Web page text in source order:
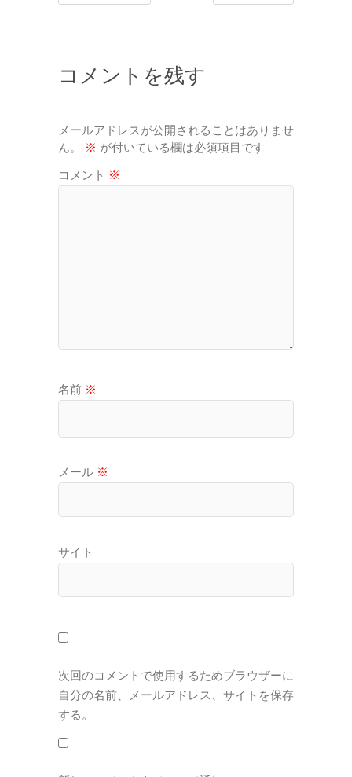
コメントを残す
メールアドレスが公開されることはありませ
ん。
※ が付いている欄は必須項目です
コメント ※
名前 ※
メール ※
サイト
次回のコメントで使用するためブラウザーに
自分の名前、メールアドレス、サイトを保存
する。